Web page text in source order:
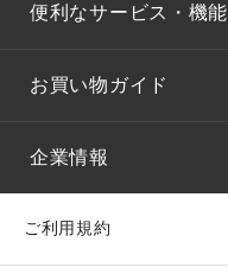
便利なサービス・機能
お買い物ガイド
企業情報
ご利用規約